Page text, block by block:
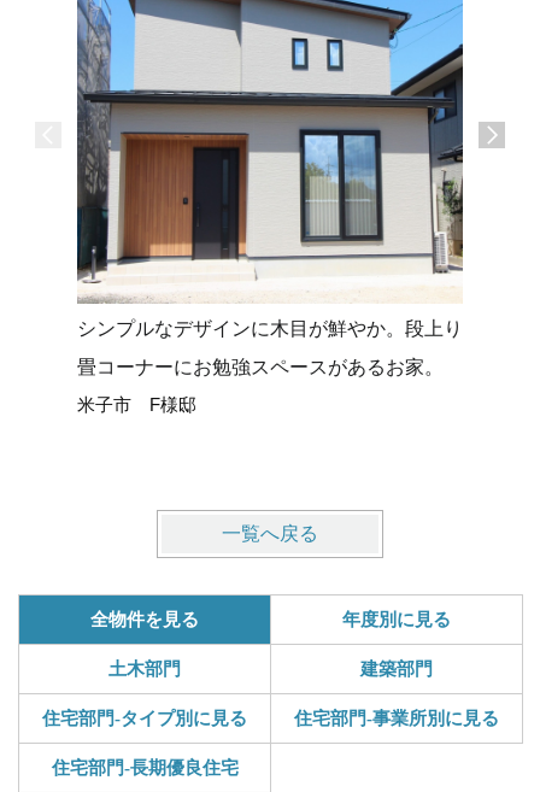
シンプルなデザインに木目が鮮やか。段上り
畳コーナーにお勉強スペースがあるお家。
米子市 F様邸
一覧へ戻る
全物件を見る 年度別に見る
土木部門 建築部門
住宅部門-タイプ別に見る 住宅部門-事業所別に見る
住宅部門-長期優良住宅